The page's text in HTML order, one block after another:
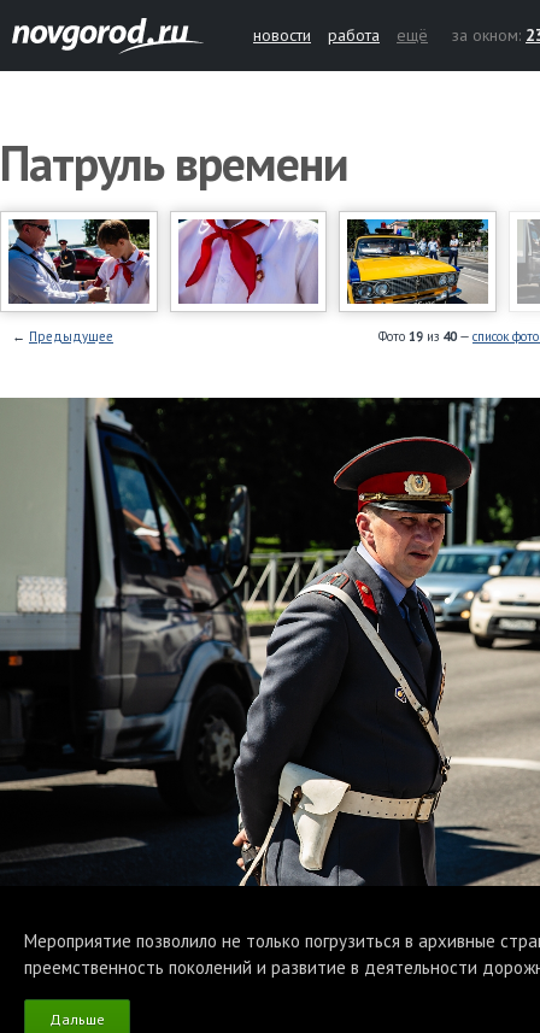
новости работа ещё за окном:
Патруль времени
Фото 19 из 40— список
← Предыдущее
Мероприятие позволило не только погрузиться в архивные
преемственность поколений и развитие в деятельности
Дальше